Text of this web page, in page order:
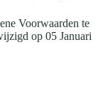
Voorwaarden te
op 05 Januari